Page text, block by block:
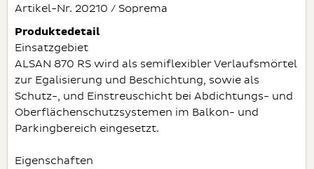
Artikel-Nr. 20210 / Soprema
Produktedetail
Einsatzgebiet
ALSAN 870 RS wird als semiflexibler Verlaufsmörtel
zur Egalisierung und Beschichtung, sowie als
Schutz-, und Einstreuschicht bei Abdichtungs- und
Oberflächenschutzsystemen im Balkon- und
Parkingbereich eingesetzt.
Eigenschaften